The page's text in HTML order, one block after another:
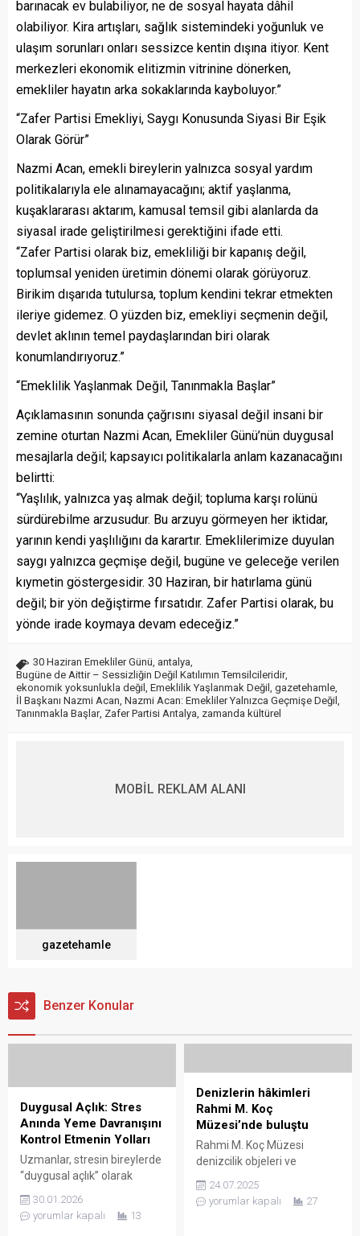
barınacak ev bulabiliyor, ne de sosyal hayata dâhil
olabiliyor. Kira artışları, sağlık sistemindeki yoğunluk ve
ulaşım sorunları onları sessizce kentin dışına itiyor. Kent
merkezleri ekonomik elitizmin vitrinine dönerken,
emekliler hayatın arka sokaklarında kayboluyor.”
“Zafer Partisi Emekliyi, Saygı Konusunda Siyasi Bir Eşik
Olarak Görür”
Nazmi Acan, emekli bireylerin yalnızca sosyal yardım
politikalarıyla ele alınamayacağını; aktif yaşlanma,
kuşaklararası aktarım, kamusal temsil gibi alanlarda da
siyasal irade geliştirilmesi gerektiğini ifade etti.
“Zafer Partisi olarak biz, emekliliği bir kapanış değil,
toplumsal yeniden üretimin dönemi olarak görüyoruz.
Birikim dışarıda tutulursa, toplum kendini tekrar etmekten
ileriye gidemez. O yüzden biz, emekliyi seçmenin değil,
devlet aklının temel paydaşlarından biri olarak
konumlandırıyoruz.”
“Emeklilik Yaşlanmak Değil, Tanınmakla Başlar”
Açıklamasının sonunda çağrısını siyasal değil insani bir
zemine oturtan Nazmi Acan, Emekliler Günü’nün duygusal
mesajlarla değil; kapsayıcı politikalarla anlam kazanacağını
belirtti:
“Yaşlılık, yalnızca yaş almak değil; topluma karşı rolünü
sürdürebilme arzusudur. Bu arzuyu görmeyen her iktidar,
yarının kendi yaşlılığını da karartır. Emeklilerimize duyulan
saygı yalnızca geçmişe değil, bugüne ve geleceğe verilen
kıymetin göstergesidir. 30 Haziran, bir hatırlama günü
değil; bir yön değiştirme fırsatıdır. Zafer Partisi olarak, bu
yönde irade koymaya devam edeceğiz.”
30 Haziran Emekliler Günü antalya
Bugüne de Aittir – Sessizliğin Değil Katılımın Temsilcileridir,
ekonomik yoksunlukla değil Emeklilik Yaşlanmak Değil gazetehamle
İl Başkanı Nazmi Acan Nazmi Acan: Emekliler Yalnızca Geçmişe Değil
Tanınmakla Başlar, Zafer Partisi Antalya zamanda kültürel
MOBİL REKLAM ALANI
gazetehamle
Benzer Konular
Duygusal Açlık: Stres
Anında Yeme Davranışını
Kontrol Etmenin Yolları
Uzmanlar, stresin bireylerde
“duygusal açlık” olarak
bilinen yeme davranışlarını
tetiklediğini belirtiyor.
İstanbul Rumeli Üniversitesi
30.01.2026
yorumlar kapalı
13
Denizlerin hâkimleri
Rahmi M. Koç
Müzesi’nde buluştu
Rahmi M. Koç Müzesi
denizcilik objeleri ve
modellerinden oluşan geniş
koleksiyonuyla denizcilik
tarihinin en özel teknelerini
24.07.2025
yorumlar kapalı
27